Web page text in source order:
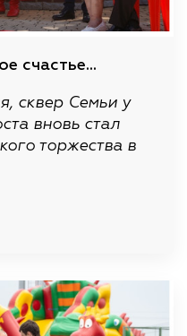
счастье...
сквер Семьи у
вновь стал
торжества в